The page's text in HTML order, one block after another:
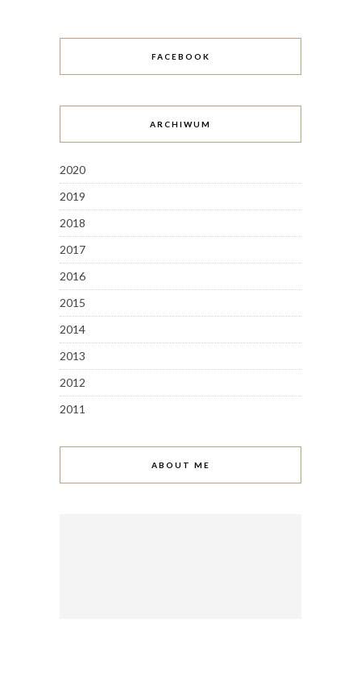
FACEBOOK
ARCHIWUM
2020
2019
2018
2017
2016
2015
2014
2013
2012
2011
ABOUT ME